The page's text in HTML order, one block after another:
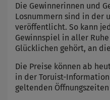
Die Gewinnerinnen und
Losnummern sind in der
veröffentlicht. So kann
Gewinnspiel in aller
Glücklichen gehört, an
Die Preise können ab
in der Toruist-
geltenden